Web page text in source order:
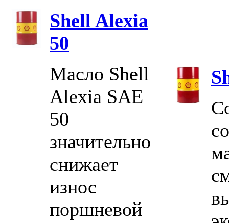
Shell Alexia
50
Масло Shell
Alexia SAE
50
значительно
снижает
износ
поршневой